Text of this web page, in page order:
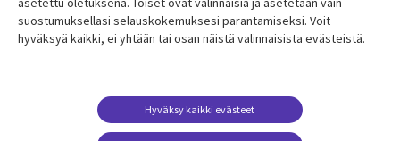
Resurssikeskus
Library
FINLAND
Asiakastarinat
Lisätietoa
Legal
Tietosuoja
Käyttöehdot
Yhteystiedot
suostumuksellasi selauskokemuksesi parantamiseksi. Voit
hyväksyä kaikki, ei yhtään tai osan näistä valinnaisista evästeistä.
Hyväksy kaikki evästeet